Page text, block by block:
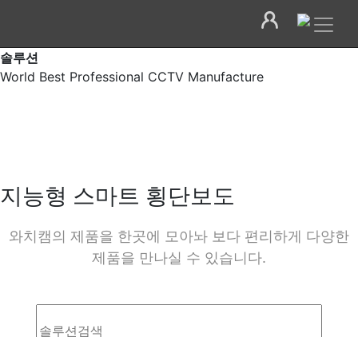
솔루션
World Best Professional CCTV Manufacture
지능형 스마트 횡단보도
와치캠의 제품을 한곳에 모아놔 보다 편리하게 다양한
제품을 만나실 수 있습니다.